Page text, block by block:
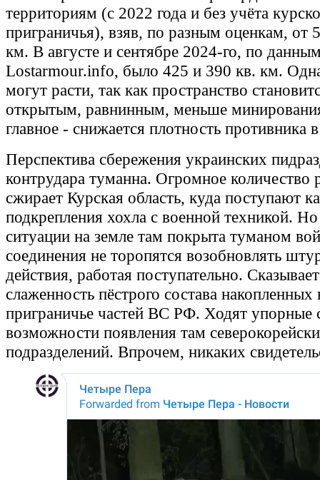
территориям (с 2022 года и без учёта
приграничья), взяв, по разным оценкам, от
км. В августе и сентябре 2024-го, по
Lostarmour.info, было 425 и 390 кв. км.
могут расти, так как пространство
открытым, равнинным, меньше
главное - снижается плотность противника
Перспектива сбережения украинских
контрудара туманна. Огромное
сжирает Курская область, куда поступают
подкрепления хохла с военной техникой.
ситуации на земле там покрыта туманом
соединения не торопятся возобновлять
действия, работая поступательно.
слаженность пёстрого состава
приграничье частей ВС РФ. Ходят упорные
возможности появления там
подразделений. Впрочем, никаких